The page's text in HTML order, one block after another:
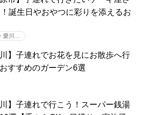
誕生日やおやつに彩りを添えるお
愛川…
川】子連れでお花を見にお散歩へ行
すすめのガーデン6選
川】子連れで行こう！スーパー銭湯